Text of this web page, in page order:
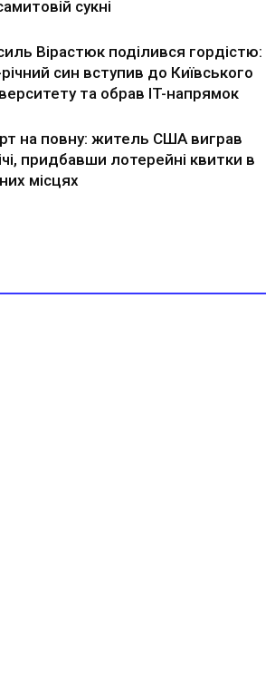
сукні
Вірастюк поділився гордістю:
син вступив до Київського
та обрав IT-напрямок
на повну: житель США виграв
придбавши лотерейні квитки в
місцях